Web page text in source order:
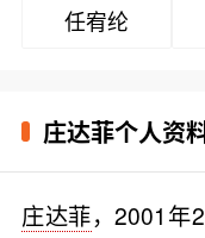
任宥纶
庄达菲个人资
庄达菲，2001年